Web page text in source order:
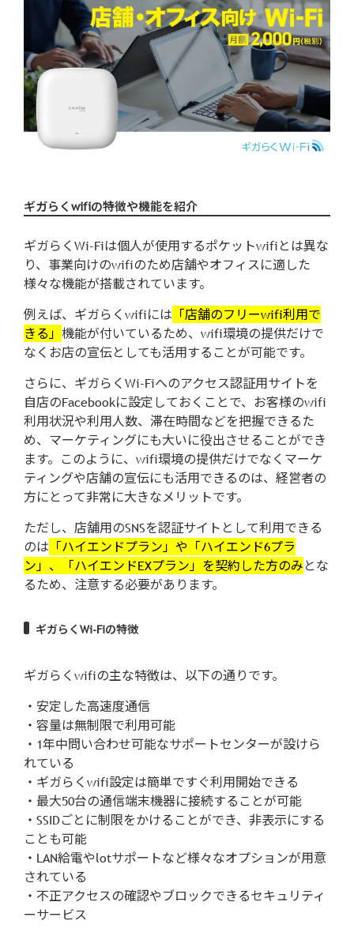
ギガらくwifiの特徴や機能を紹介
ギガらくWi-Fiは個人が使用するポケットwifiとは異な
り、事業向けのwifiのため店舗やオフィスに適した
様々な機能が搭載されています。
例えば、ギガらくwifiには 「店舗のフリーwifi利用で
きる」 機能が付いているため、wifi環境の提供だけで
なくお店の宣伝としても活用することが可能です。
さらに、ギガらくWi-Fiへのアクセス認証用サイトを
自店のFacebookに設定しておくことで、お客様のwifi
利用状況や利用人数、滞在時間などを把握できるた
め、マーケティングにも大いに役出させることができ
ます。このように、wifi環境の提供だけでなくマーケ
ティングや店舗の宣伝にも活用できるのは、経営者の
方にとって非常に大きなメリットです。
ただし、店舗用のSNSを認証サイトとして利用できる
のは 「ハイエンドプラン」や「ハイエンド6プラ
ン」、「ハイエンドEXプラン」を契約した方のみとな
るため、注意する必要があります。
ギガらくWi-Fiの特徴
ギガらくwifiの主な特徴は、以下の通りです。
・安定した高速度通信
・容量は無制限で利用可能
・1年中問い合わせ可能なサポートセンターが設けら
れている
・ギガらくwifi設定は簡単ですぐ利用開始できる
・最大50台の通信端末機器に接続することが可能
・SSIDごとに制限をかけることができ、非表示にする
ことも可能
・LAN給電やlotサポートなど様々なオプションが用意
されている
・不正アクセスの確認やブロックできるセキュリティ
ーサービス